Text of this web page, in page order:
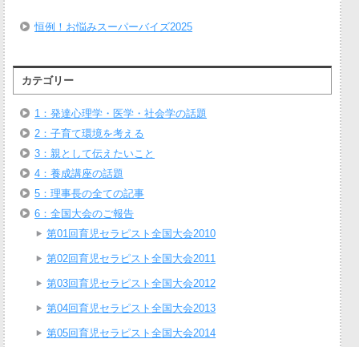
恒例！お悩みスーパーバイズ2025
カテゴリー
1：発達心理学・医学・社会学の話題
2：子育て環境を考える
3：親として伝えたいこと
4：養成講座の話題
5：理事長の全ての記事
6：全国大会のご報告
第01回育児セラピスト全国大会2010
第02回育児セラピスト全国大会2011
第03回育児セラピスト全国大会2012
第04回育児セラピスト全国大会2013
第05回育児セラピスト全国大会2014